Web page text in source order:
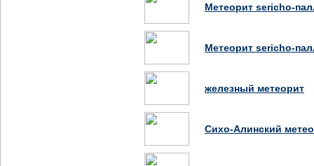
Метеорит sericho-
Метеорит sericho-
железный метеорит
Сихо-Алинский